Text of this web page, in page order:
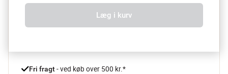
Læg i kurv
Fri fragt - ved køb over 500 kr.*